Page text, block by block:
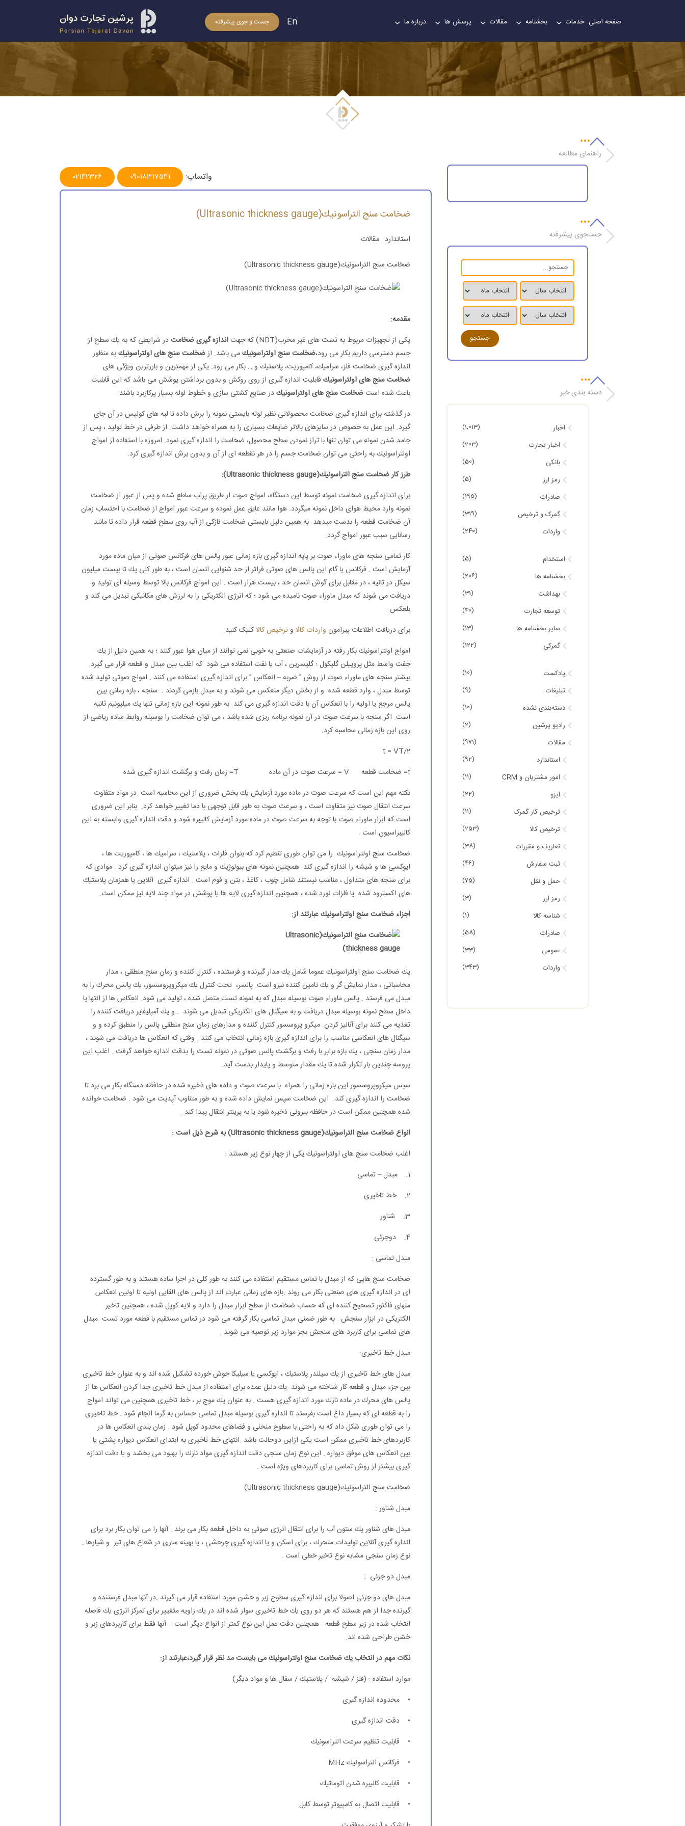
صفحه اصلی خدمات بخشنامه مقالات پرسش ها درباره ما جست و جوی پیشرفته En
واتساپ: 09018317541
02142326
ضخامت سنج التراسونیك(Ultrasonic thickness gauge)
استاندارد مقالات
ضخامت سنج التراسونیك(Ultrasonic thickness gauge)
مقدمه:
یكی از تجهیزات مربوط به تست های غیر مخرب(NDT) كه جهت
اندازه گیری ضخامتدر شرایطی كه به یك سطح از
جسم دسترسی داریم بكار می رود،ضخامت سنج اولتراسونیكمی باشد. ازضخامت سنج های اولتراسونیكبه منظور
اندازه گیری ضخامت فلز، سرامیك، كامپوزیت، پلاستیك و … بكار می رود. یكی از مهمترین و بارزترین ویژگی های
ضخامت سنج های اولتراسونیك قابلیت اندازه گیری از روی روكش و بدون برداشتن پوشش می باشد كه این قابلیت
باعث شده استضخامت سنج های اولتراسونیكدر صنایع كشتی سازی و خطوط لوله بسیار پركاربرد باشند.
در گذشته برای اندازه گیری ضخامت محصولاتی نظیر لوله بایستی نمونه را برش داده تا لبه های كولیس در آن جای
گیرد. این عمل به خصوص در سایزهای بالاتر ضایعات بسیاری را به همراه خواهد داشت. از طرفی در خط تولید ، پس از
جامد شدن نمونه می توان تنها با تراز نمودن سطح محصول، ضخامت را اندازه گیری نمود. امروزه با استفاده از امواج
اولتراسونیك به راحتی می توان ضخامت جسم را در هر نقطعه ای از آن و بدون برش اندازه گیری كرد.
طرز كار ضخامت سنج التراسونیك(Ultrasonic thickness gauge):
برای اندازه گیری ضخامت نمونه توسط این دستگاه، امواج صوت از طریق پراب ساطع شده و پس از عبور از ضخامت
نمونه وارد محیط هوای داخل نمونه میگردد. هوا مانند عایق عمل نموده و سرعت عبور امواج از ضخامت با احتساب زمان
آن ضخامت قطعه را بدست میدهد. به همین دلیل بایستی ضخامت نازكی از آب روی سطح قطعه قرار داده تا مانند
رسانایی سبب عبور امواج گردد.
كار تمامی سنجه های ماوراء صوت بر پایه اندازه گیری بازه زمانی عبور پالس های فركانس صوتی از میان ماده مورد
آزمایش است . فركانس یا گام این پالس های صوتی فراتر از حد شنوایی انسان است ، به طور كلی یك تا بیست میلیون
سیكل در ثانیه ، در مقابل برای گوش انسان حد ، بیست هزار است . این امواج فركانس بالا توسط وسیله ای تولید و
دریافت می شوند كه مبدل ماوراء صوت نامیده می شود ؛ كه انرژی الكتریكی را به لرزش های مكانیكی تبدیل می كند و
بلعكس .
برای دریافت اطلاعات پیرامون واردات کالا وترخیص کالاکلیک کنید.
امواج اولتراسونیك بكار رفته در آزمایشات صنعتی به خوبی نمی توانند از میان هوا عبور كنند ؛ به همین دلیل از یك
جفت واسط مثل پروپیلن گلیكول ؛ گلیسرین ، آب یا نفت استفاده می شود كه اغلب بین مبدل و قطعه قرار می گیرد.
بیشتر سنجه های ماوراء صوت از روش ” ضربه – انعكاس ” برای اندازه گیری استفاده می كنند . امواج صوتی تولید شده
توسط مبدل ، وارد قطعه شده و از بخش دیگر منعكس می شوند و به مبدل بازمی گردند . سنجه ، بازه زمانی بین
پالس مرجع یا اولیه را با انعكاس آن با دقت اندازه گیری می كند. به طور نمونه این بازه زمانی تنها یك میلیونیم ثانیه
است. اگر سنجه با سرعت صوت در آن نمونه برنامه ریزی شده باشد ، می توان ضخامت را بوسیله روابط ساده ریاضی از
روی این بازه زمانی محاسبه كرد.
t = VT/2
t= ضخامت قطعه V = سرعت صوت در آن ماده T= زمان رفت و برگشت اندازه گیری شده
نكته مهم این است كه سرعت صوت در ماده مورد آزمایش یك بخش ضروری از این محاسبه است .در مواد متفاوت
سرعت انتقال صوت نیز متفاوت است ، و سرعت صوت به طور قابل توجهی با دما تغییر خواهد كرد. بنابر این ضروری
است كه ابزار ماوراء صوت با توجه به سرعت صوت در ماده مورد آزمایش كالیبره شود و دقت اندازه گیری وابسته به این
كالیبراسیون است .
ضخامت سنج اولتراسونیك را می توان طوری تنظیم كرد كه بتوان فلزات ، پلاستیك ، سرامیك ها ، كامپوزیت ها ،
اپوكسی ها و شیشه را اندازه گیری كند. همچنین نمونه های بیولوژیك و مایع را نیز میتوان اندازه گیری كرد . موادی كه
برای سنجه های متداول ، مناسب نیستند شامل چوب ، كاغذ ، بتن و فوم است . اندازه گیری آنلاین یا همزمان پلاستیك
های اكسترود شده یا فلزات نورد شده ، همچنین اندازه گیری لایه ها یا پوشش در مواد چند لایه نیز ممكن است.
اجزاء ضخامت سنج اولتراسونیك عبارتند از:
یك ضخامت سنج اولتراسونیك عموما شامل یك مدار گیرنده و فرستنده ، كنترل كننده و زمان سنج منطقی ، مدار
محاسباتی ، مدار نمایش گر و یك تامین كننده نیرو است. پالسر، تحت كنترل یك میكروپروسسور، یك پالس محرك را به
مبدل می فرستد . پالس ماوراء صوت بوسیله مبدل كه به نمونه تست متصل شده ، تولید می شود. انعكاس ها از انتها یا
داخل سطح نمونه بوسیله مبدل دریافت و به سیگنال های الكتریكی تبدیل می شوند . و یك آمپلیفایر دریافت كننده را
تغذیه می كنند برای آنالیز كردن. میكرو پروسسور كنترل كننده و مدارهای زمان سنج منطقی پالس را منطبق كرده و و
سیگنال های انعكاسی مناسب را برای اندازه گیری بازه زمانی انتخاب می كنند . وقتی كه انعكاس ها دریافت می شوند ،
مدار زمان سنجی ، یك بازه برابر با رفت و برگشت پالس صوتی در نمونه تست را بدقت اندازه خواهد گرفت . اغلب این
پروسه چندین بار تكرار شده تا یك مقدار متوسط و پایدار بدست آید.
سپس میكروپروسسور این بازه زمانی را همراه با سرعت صوت و داده های ذخیره شده در حافظه دستگاه بكار می برد تا
ضخامت را اندازه گیری كند. این ضخامت سپس نمایش داده شده و به طور متناوب آپدیت می شود . ضخامت خوانده
شده همچنین ممكن است در حافظه بیرونی ذخیره شود یا به پرینتر انتقال پیدا كند .
انواع ضخامت سنج التراسونیك(Ultrasonic thickness gauge) به شرح ذیل است :
اغلب ضخامت سنج های اولتراسونیك یكی از چهار نوع زیر هستند :
1. مبدل – تماسی
2. خط تاخیری
3. شناور
4. دوجزئی
مبدل تماسی :
ضخامت سنج هایی كه از مبدل با تماس مستقیم استفاده می كنند به طور كلی در اجرا ساده هستند و به طور گسترده
ای در اندازه گیری های صنعتی بكار می روند .بازه های زمانی عبارت اند از پالس های القایی اولیه تا اولین انعكاس
منهای فاكتور تصحیح كننده ای كه حساب ضخامت از سطح ابزار مبدل را دارد و لایه كوپل شده ، همچنین تاخیر
الكتریكی در ابزار سنجش . به طور ضمنی مبدل تماسی بكار گرفته می شود در تماس مستقیم با قطعه مورد تست .مبدل
های تماسی برای كاربرد های سنجش بجز موارد زیر توصیه می شوند .
مبدل خط تاخیری:
مبدل های خط تاخیری از یك سیلندر پلاستیك ، اپوكسی یا سیلیكا جوش خورده تشكیل شده اند و به عنوان خط تاخیری
بین جزء مبدل و قطعه كار شناخته می شوند .یك دلیل عمده برای استفاده از مبدل خط تاخیری جدا كردن انعكاس ها از
پالس های محرك در ماده نازك مورد اندازه گیری هست . به عنوان یك موج بر ، خط تاخیری همچنین می تواند امواج
را به قطعه ای كه بسیار داغ است بفرستد تا اندازه گیری بوسیله مبدل تماسی حساس به گرما انجام شود . خط تاخیری
را می توان طوری شكل داد كه به راحتی با سطوح منحنی و فضاهای محدود كوپل شود . زمان بندی انعكاس ها در
كاربردهای خط تاخیری ممكن است یكی ازاین دوحالت باشد .انتهای خط تاخیری به ابتدای انعكاس دیواره پشتی یا
بین انعكاس های موفق دیواره . این نوع زمان سنجی دقت اندازه گیری مواد نازك را بهبود می بخشد و یا دقت اندازه
گیری بیشتر از روش تماسی برای كاربردهای ویژه است .
ضخامت سنج التراسونیك(Ultrasonic thickness gauge)
مبدل شناور :
مبدل های شناور یك ستون آب را برای انتقال انرژی صوتی به داخل قطعه بكار می برند . آنها را می توان بكار برد برای
اندازه گیری آنلاین تولیدات متحرك ، برای اسكن و یا اندازه گیری چرخشی ، یا بهینه سازی در شعاع های تیز و شیارها .
نوع زمان سنجی مشابه نوع تاخیر خطی است .
مبدل دو جزئی :
مبدل های دو جزئی اصولا برای اندازه گیری سطوح زبر و خشن مورد استفاده قرار می گیرند .در آنها مبدل فرستنده و
گیرنده جدا از هم هستند كه هر دو روی یك خط تاخیری سوار شده اند در یك زاویه متغییر برای تمركز انرژی یك فاصله
انتخاب شده در زیر سطح قطعه . همچنین دقت عمل این نوع كمتر از انواع دیگر است . آنها فقط برای كاربردهای زبر و
خشن طراحی شده اند.
نكات مهم در انتخاب یك ضخامت سنج اولتراسونیك می بایست مد نظر قرار گیرد،عبارتند از:
موارد استفاده : (فلز / شیشه / پلاستیك / سفال ها و مواد دیگر)
• محدوده اندازه گیری
• دقت اندازه گیری
• قابلیت تنظیم سرعت التراسونیك
• فركانس التراسونیك MHz
• قابلیت كالیبره شدن اتوماتیك
• قابلیت اتصال به كامپیوتر توسط كابل
راهنمای مطالعه
جستجوی پیشرفته
دسته بندی خبر
اخبار (1,013)
اخبار تجارت (203)
بانکی (50)
رمز ارز (5)
صادرات (195)
گمرک و ترخیص (319)
واردات (240)
استخدام (5)
بخشنامه ها (206)
بهداشت (31)
توسعه تجارت (40)
سایر بخشنامه ها (13)
گمرکی (122)
پادکست (10)
تبلیغات (9)
دسته‌بندی نشده (10)
رادیو پرشین (2)
مقالات (971)
استاندارد (92)
امور مشتریان و CRM (11)
ایزو (22)
ترخیص کار گمرک (11)
ترخیص کالا (253)
تعاریف و مقررات (38)
ثبت سفارش (46)
حمل و نقل (75)
رمز ارز (3)
شناسه کالا (1)
صادرات (58)
عمومی (33)
واردات (343)